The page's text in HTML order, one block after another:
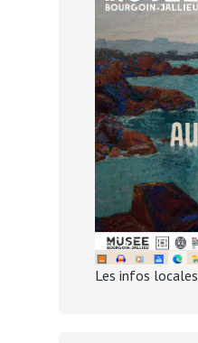
Les infos locales